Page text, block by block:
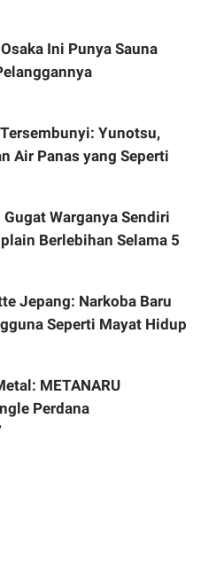
Ini Punya Sauna
Yunotsu,
Air Panas yang Seperti
Warganya Sendiri
Berlebihan Selama 5
Jepang: Narkoba Baru
Seperti Mayat Hidup
METANARU
Perdana